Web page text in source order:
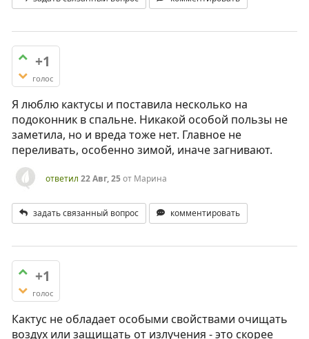
+1
голос
Я люблю кактусы и поставила несколько на
подоконник в спальне. Никакой особой пользы не
заметила, но и вреда тоже нет. Главное не
переливать, особенно зимой, иначе загнивают.
ответил 22 Авг, 25от Марина
задать связанный вопрос комментировать
+1
голос
Кактус не обладает особыми свойствами очищать
воздух или защищать от излучения - это скорее